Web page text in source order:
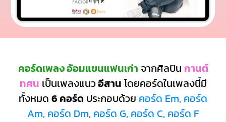
คอร์ดเพลง อ้อมแขนแฟนเก่า จากศิลปิน กานต์
ทศน เป็นเพลงแนวอีสาน โดยคอร์ดในเพลงนี้มี
ทั้งหมด 6 คอร์ด ประกอบด้วย คอร์ด Em, คอร์ด
Am, คอร์ด Dm, คอร์ด G, คอร์ด C, คอร์ด F